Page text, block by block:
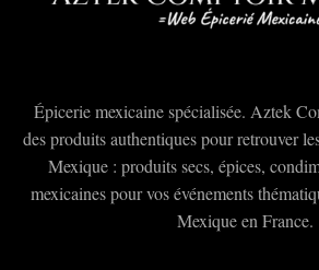
Épicerie mexicaine spécialisée. Aztek
des produits authentiques pour retrouver
Mexique : produits secs, épices,
mexicaines pour vos événements
Mexique en France.